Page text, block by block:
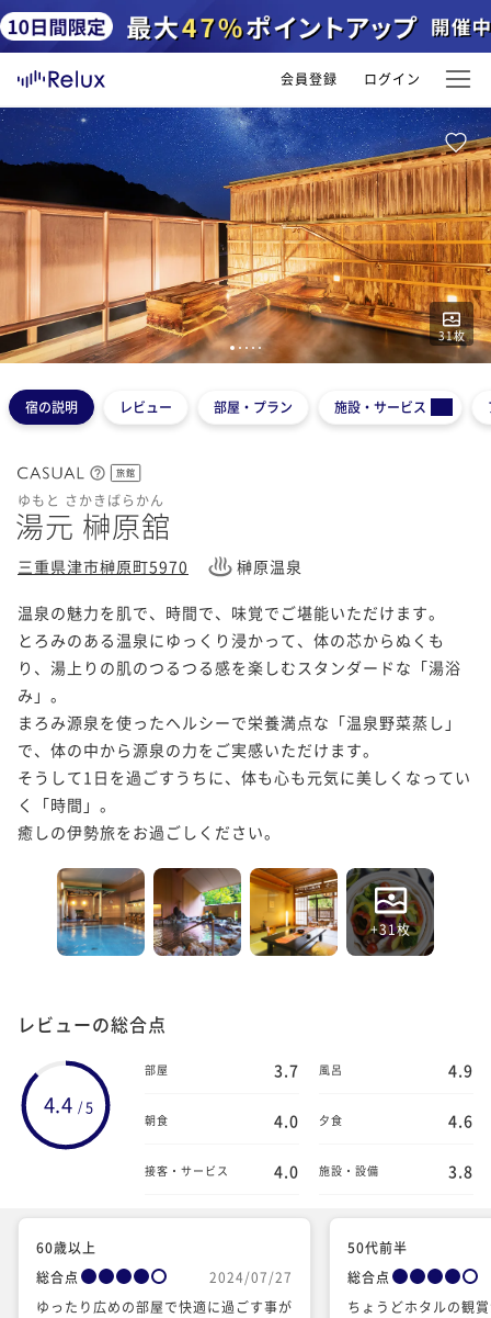
会員登録 ログイン
31枚
1 2 3 45
宿の説明 レビュー 部屋・プラン 施設・サービス
旅館
ゆもと さかきばらかん
湯元 榊原舘
三重県津市榊原町5970 榊原温泉
温泉の魅力を肌で、時間で、味覚でご堪能いただけます。
とろみのある温泉にゆっくり浸かって、体の芯からぬくも
り、湯上りの肌のつるつる感を楽しむスタンダードな「湯浴
み」。
まろみ源泉を使ったヘルシーで栄養満点な「温泉野菜蒸し」
で、体の中から源泉の力をご実感いただけます。
そうして1日を過ごすうちに、体も心も元気に美しくなってい
く「時間」。
癒しの伊勢旅をお過ごしください。
+31枚
レビューの総合点
4.4 / 5
部屋 3.7 風呂 4.9
朝食 4.0 夕食 4.6
接客・サービス 4.0 施設・設備 3.8
60歳以上
総合点
2024/07/27
ゆったり広めの部屋で快適に過ごす事が
50代前半
総合点
ちょうどホタルの観